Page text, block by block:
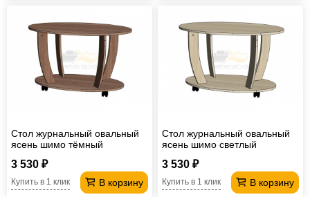
Стол журнальный овальный
ясень шимо тёмный
3 530 ₽
В корзину
Купить в 1 клик
Стол журнальный овальный
ясень шимо светлый
3 530 ₽
В корзину
Купить в 1 клик